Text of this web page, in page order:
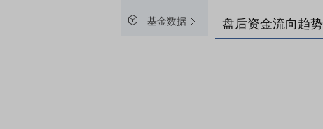
基金数据 盘后资金流向趋势